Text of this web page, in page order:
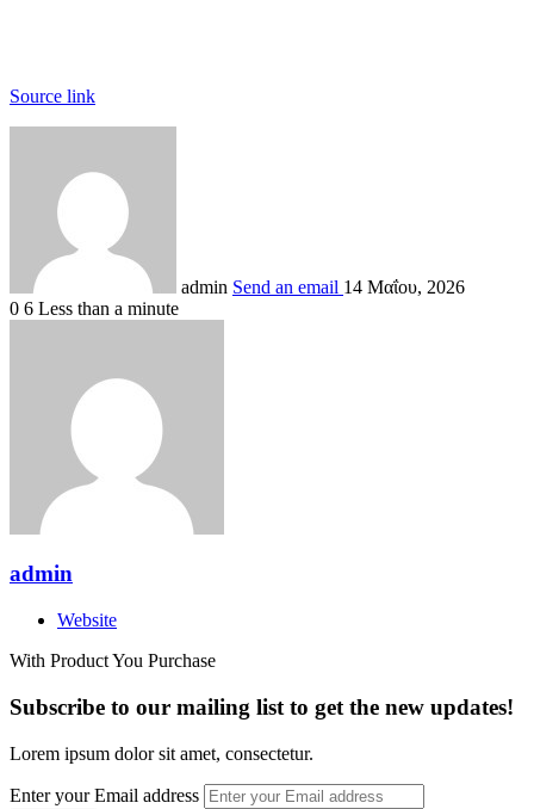
Source link
admin Send an email 14 Μαΐου, 2026
0 6 Less than a minute
admin
Website
With Product You Purchase
Subscribe to our mailing list to get the new updates!
Lorem ipsum dolor sit amet, consectetur.
Enter your Email address